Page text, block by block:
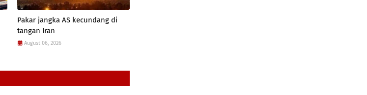
Pakar jangka AS kecundang di
tangan Iran
August 06, 2026